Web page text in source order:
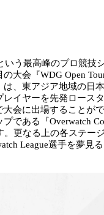
いう最高峰のプロ競技
大会『WDG Open
は、東アジア地域の日
イヤーを先発ロース
大会に出場することが
である『Overwatch
。更なる上の各ステー
League選手を夢見